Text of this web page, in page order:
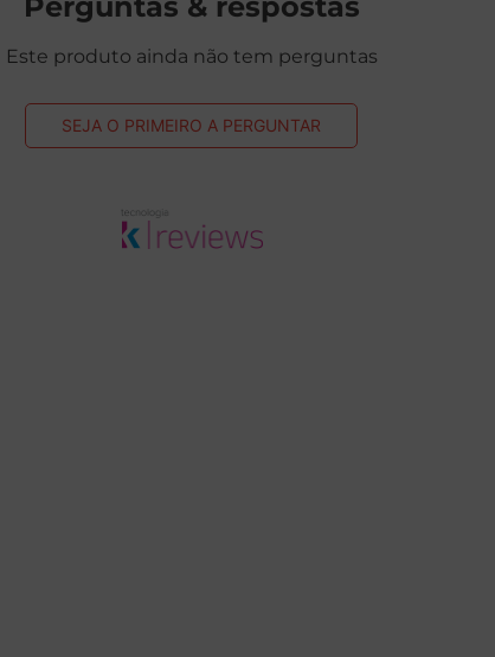
Este produto ainda não tem perguntas
SEJA O PRIMEIRO A PERGUNTAR